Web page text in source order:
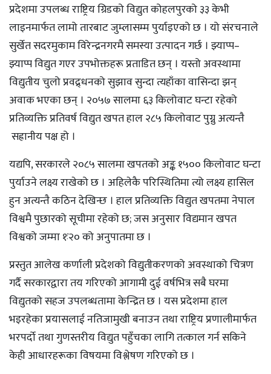
प्रदेशमा उपलब्ध राष्ट्रिय ग्रिडको विद्युत कोहलपुरको ३३ केभी
लाइनमार्फत लामो तारबाट जुम्लासम्म पुर्याइएको छ । यो संरचनाले
सुर्खेत सदरमुकाम विरेन्द्रनगरमै समस्या उत्पादन गर्छ । झ्याप्प–
झ्याप्प विद्युत गएर उपभोक्तहरू प्रताडित छन् । यस्तो अवस्थामा
विद्युतीय चुलो प्रवद्र्धनको सुझाव सुन्दा त्यहाँका वासिन्दा झन्
अवाक भएका छन् । २०५७ सालमा ६३ किलोवाट घन्टा रहेको
प्रतिव्यक्ति प्रतिवर्ष विद्युत खपत हाल २८५ किलोवाट पुग्नु अत्यन्तै
सह्रानीय पक्ष हो ।
यद्यपि, सरकारले २०८५ सालमा खपतको अङ्क १५०० किलोवाट घन्टा
पुर्याउने लक्ष्य राखेको छ । अहिलेकै परिस्थितिमा त्यो लक्ष्य हासिल
हुन अत्यन्तै कठिन देखिन्छ । हाल प्रतिव्यक्ति विद्युत खपतमा नेपाल
विश्वमै पुछारको सूचीमा रहेको छ; जस अनुसार विद्यमान खपत
विश्वको जम्मा १ः२० को अनुपातमा छ ।
प्रस्तुत आलेख कर्णाली प्रदेशको विद्युतीकरणको अवस्थाको चित्रण
गर्दै सरकारद्वारा तय गरिएको आगामी दुई वर्षभित्र सबै घरमा
विद्युतको सहज उपलब्धतामा केन्द्रित छ । यस प्रदेशमा हाल
भइरहेका प्रयासलाई नतिजामुखी बनाउन तथा राष्ट्रिय प्रणालीमार्फत
भरपर्दो तथा गुणस्तरीय विद्युत पहुँचका लागि तत्काल गर्न सकिने
केही आधारहरूका विषयमा विश्लेषण गरिएको छ ।